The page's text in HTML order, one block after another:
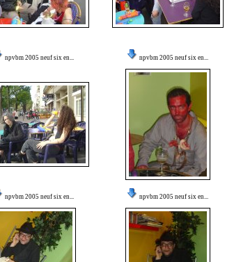
npvbm 2005 neuf six en... npvbm 2005 neuf six en...
npvbm 2005 neuf six en... npvbm 2005 neuf six en...